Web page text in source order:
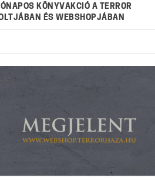
KÖNYVAKCIÓ A TERROR
ÉS WEBSHOPJÁBAN